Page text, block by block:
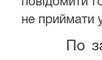
не приймати
По